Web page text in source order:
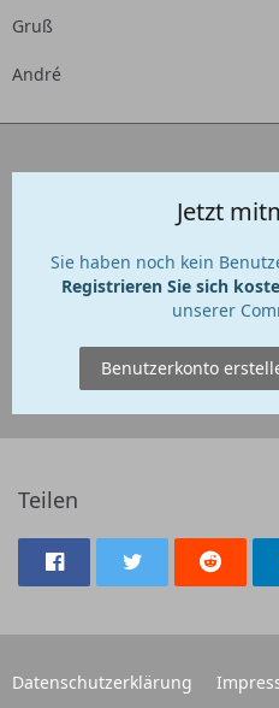
Gruß
André
Jetzt
Sie haben noch kein
Registrieren Sie sich
unserer
Benutzerkonto
Teilen
Datenschutzerklärung